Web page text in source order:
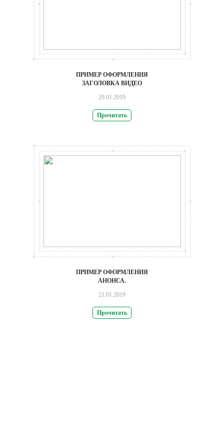
ПРИМЕР ОФОРМЛЕНИЯ
ЗАГОЛОВКА ВИДЕО
29.01.2019
Прочитать
ПРИМЕР ОФОРМЛЕНИЯ
АНОНСА.
21.01.2019
Прочитать